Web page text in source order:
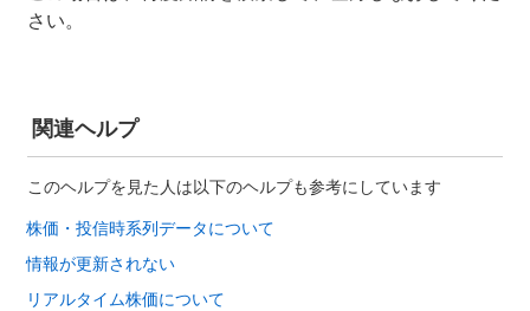
さい。
関連ヘルプ
このヘルプを見た人は以下のヘルプも参考にしています
株価・投信時系列データについて
情報が更新されない
リアルタイム株価について